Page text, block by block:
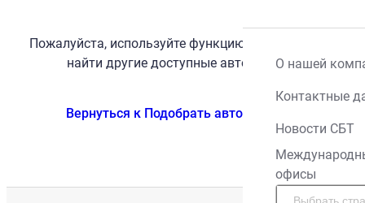
О нашей
Контактные
Новости СБТ
офисы
Пожалуйста, используйте функцию поиска, чтобы
найти другие доступные автомобили.
Вернуться к Подобрать автомобиль